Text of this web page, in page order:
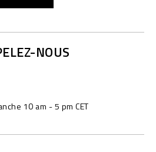
NOUS
10 am - 5 pm CET